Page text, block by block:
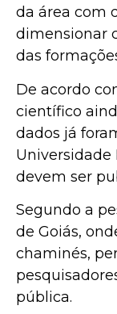
da área com
dimensionar
das
De acordo
científico
dados já
Universidade
devem ser
Segundo a
de Goiás,
chaminés,
pública.